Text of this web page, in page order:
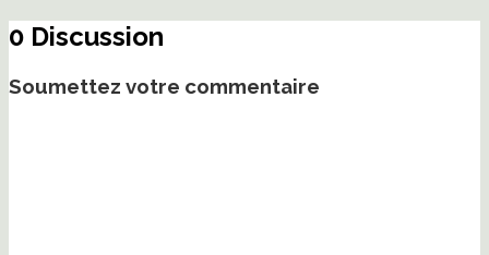
0 Discussion
Soumettez votre commentaire